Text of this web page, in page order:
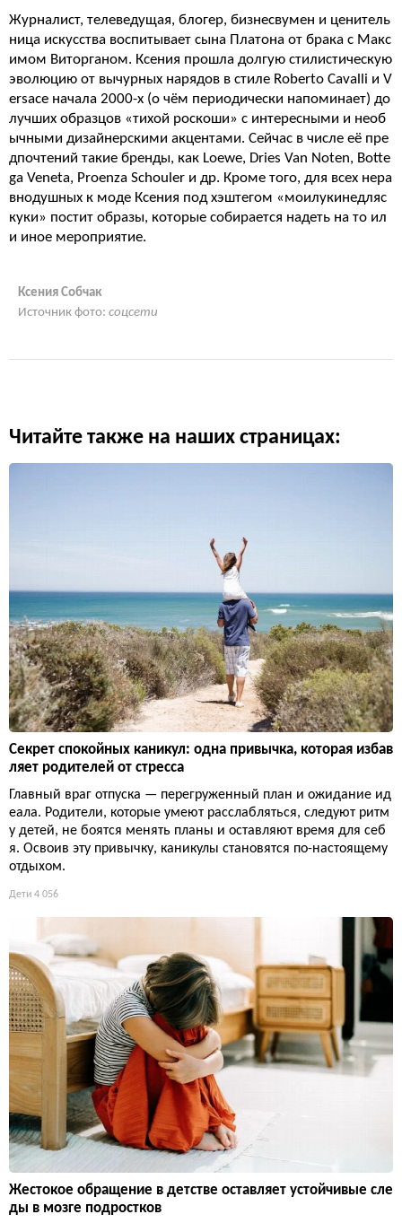
Журналист, телеведущая, блогер, бизнесвумен и ценитель
ница искусства воспитывает сына Платона от брака с Макс
имом Виторганом. Ксения прошла долгую стилистическую
эволюцию от вычурных нарядов в стиле Roberto Cavalli и V
ersace начала 2000-х (о чём периодически напоминает) до
лучших образцов «тихой роскоши» с интересными и необ
ычными дизайнерскими акцентами. Сейчас в числе её пре
дпочтений такие бренды, как Loewe, Dries Van Noten, Botte
ga Veneta, Proenza Schouler и др. Кроме того, для всех нера
внодушных к моде Ксения под хэштегом «моилукинедляс
куки» постит образы, которые собирается надеть на то ил
и иное мероприятие.
Ксения Собчак
Источник фото: соцсети
Читайте также на наших страницах:
Секрет спокойных каникул: одна привычка, которая избав
ляет родителей от стресса
Главный враг отпуска — перегруженный план и ожидание ид
еала. Родители, которые умеют расслабляться, следуют ритм
у детей, не боятся менять планы и оставляют время для себ
я. Освоив эту привычку, каникулы становятся по-настоящему
отдыхом.
Дети 4 056
Жестокое обращение в детстве оставляет устойчивые сле
ды в мозге подростков